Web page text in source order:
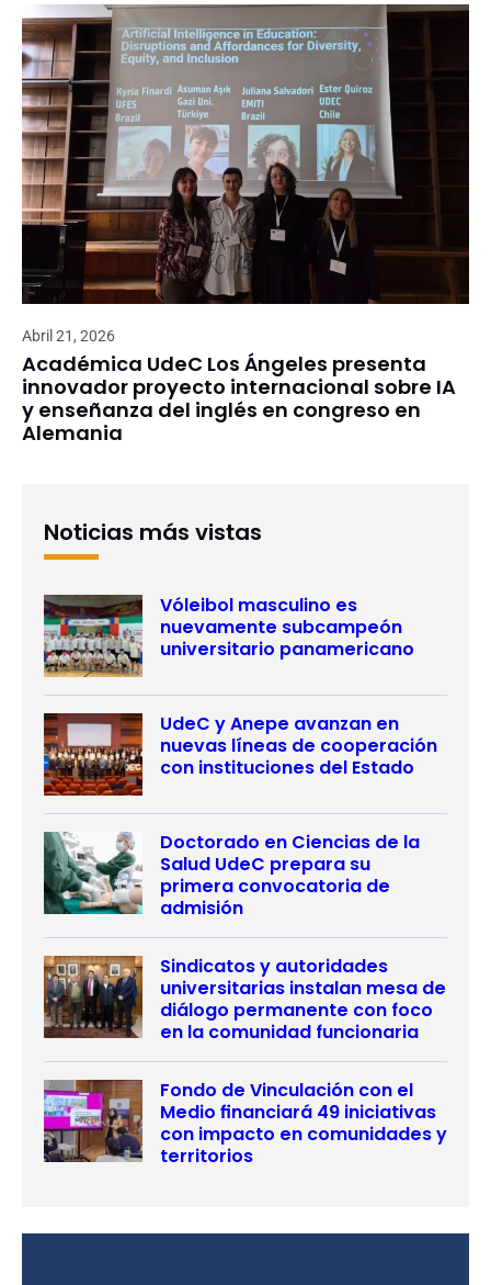
Abril 21, 2026
Académica UdeC Los Ángeles presenta
innovador proyecto internacional sobre IA
y enseñanza del inglés en congreso en
Alemania
Noticias más vistas
Vóleibol masculino es
nuevamente subcampeón
universitario panamericano
UdeC y Anepe avanzan en
nuevas líneas de cooperación
con instituciones del Estado
Doctorado en Ciencias de la
Salud UdeC prepara su
primera convocatoria de
admisión
Sindicatos y autoridades
universitarias instalan mesa de
diálogo permanente con foco
en la comunidad funcionaria
Fondo de Vinculación con el
Medio financiará 49 iniciativas
con impacto en comunidades y
territorios